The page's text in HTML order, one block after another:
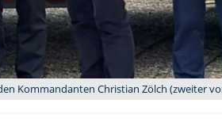
Kommandanten Christian Zölch (zweiter